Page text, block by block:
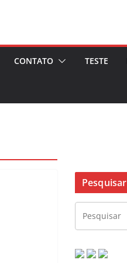
CONTATO TESTE
Pesquisar